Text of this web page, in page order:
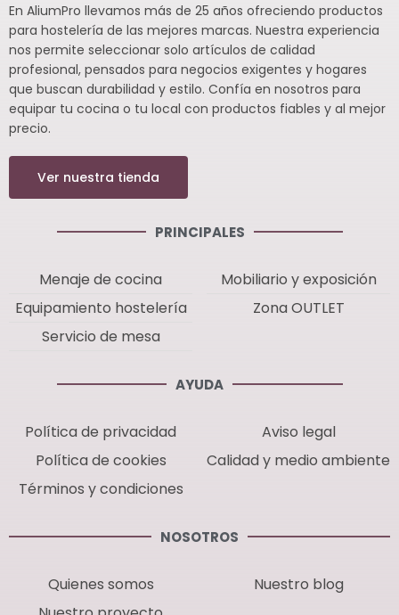
En AliumPro llevamos más de 25 años ofreciendo productos
para hostelería de las mejores marcas. Nuestra experiencia
nos permite seleccionar solo artículos de calidad
profesional, pensados para negocios exigentes y hogares
que buscan durabilidad y estilo. Confía en nosotros para
equipar tu cocina o tu local con productos fiables y al mejor
precio.
Ver nuestra tienda
PRINCIPALES
Menaje de cocina
Equipamiento hostelería
Servicio de mesa
Mobiliario y exposición
Zona OUTLET
AYUDA
Política de privacidad
Política de cookies
Términos y condiciones
Aviso legal
Calidad y medio ambiente
NOSOTROS
Quienes somos
Nuestro blog